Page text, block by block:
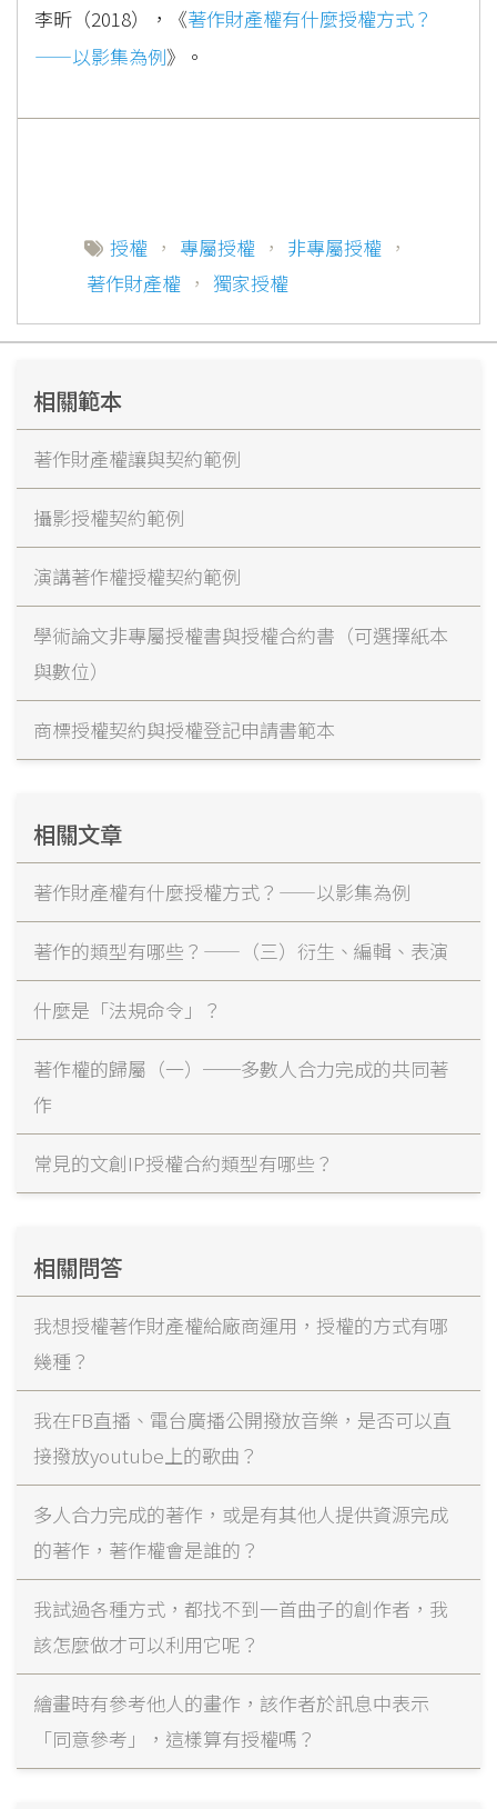
李昕（2018），《著作財產權有什麼授權方式？
——以影集為例》。
授權 ， 專屬授權 ， 非專屬授權 ，
著作財產權 ， 獨家授權
相關範本
著作財產權讓與契約範例
攝影授權契約範例
演講著作權授權契約範例
學術論文非專屬授權書與授權合約書（可選擇紙本
與數位）
商標授權契約與授權登記申請書範本
相關文章
著作財產權有什麼授權方式？——以影集為例
著作的類型有哪些？——（三）衍生、編輯、表演
什麼是「法規命令」？
著作權的歸屬（一）──多數人合力完成的共同著
作
常見的文創IP授權合約類型有哪些？
相關問答
我想授權著作財產權給廠商運用，授權的方式有哪
幾種？
我在FB直播、電台廣播公開撥放音樂，是否可以直
接撥放youtube上的歌曲？
多人合力完成的著作，或是有其他人提供資源完成
的著作，著作權會是誰的？
我試過各種方式，都找不到一首曲子的創作者，我
該怎麼做才可以利用它呢？
繪畫時有參考他人的畫作，該作者於訊息中表示
「同意參考」，這樣算有授權嗎？